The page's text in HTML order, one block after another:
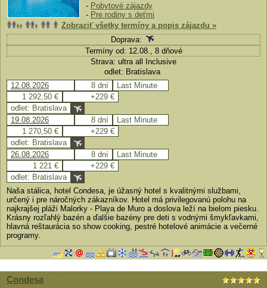
- Pobytové zájazdy
- Pre rodiny s deťmi
Zobraziť všetky termíny a popis zájazdu »
Doprava:
Termíny od: 12.08., 8 dňové
Strava: ultra all Inclusive
odlet: Bratislava
12.08.2026
8 dní
Last Minute
1 292,50 €
+229 €
odlet: Bratislava
19.08.2026
8 dní
Last Minute
1 270,50 €
+229 €
odlet: Bratislava
26.08.2026
8 dní
Last Minute
1 221 €
+229 €
odlet: Bratislava
Naša stálica, hotel Condesa, je úžasný hotel s kvalitnými službami,
určený i pre náročných zákazníkov. Hotel má privilegovanú polohu na
najkrajšej pláži Malorky - Playa de Muro a doslova leží na bielom piesku.
Krásny rozľahlý bazén a ďalšie bazény pre deti s vodnými šmykľavkami,
hlavná reštaurácia so show cooking, pestré hotelové animácie a večerné
programy.
Condesa